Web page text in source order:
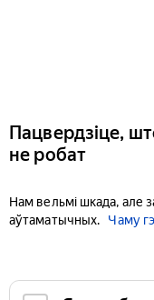
Пацвердзіце,
не робат
Нам вельмі шкада, але
аўтаматычных.
Чаму